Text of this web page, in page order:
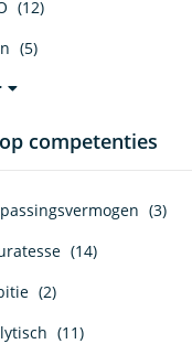
(12)
(5)
competenties
(3)
(14)
(2)
(11)